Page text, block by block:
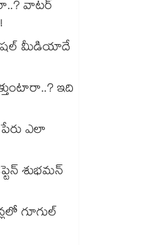
వాటర్
మీడియాదే
ఇది
పేరు ఎలా
శుభమన్
గూగుల్